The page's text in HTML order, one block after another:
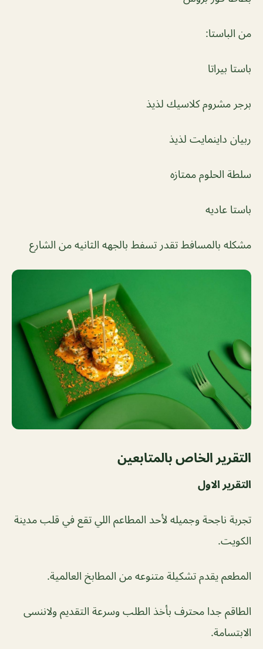
من الباستا:
باستا بيراتا
برجر مشروم كلاسيك لذيذ
ربيان داينمايت لذيذ
سلطة الحلوم ممتازه
باستا عاديه
مشكله بالمسافط تقدر تسفط بالجهه الثانيه من الشارع
التقرير الخاص بالمتابعين
التقرير الاول
تجربة ناجحة وجميله لأحد المطاعم اللي تقع في قلب مدينة
الكويت.
المطعم يقدم تشكيلة متنوعه من المطابخ العالمية.
الطاقم جدا محترف بأخذ الطلب وسرعة التقديم ولاننسى
الابتسامة.